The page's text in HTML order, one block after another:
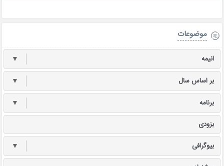
موضوعات
انیمه ▼
بر اساس سال ▼
برنامه ▼
بزودی
بیوگرافی ▼